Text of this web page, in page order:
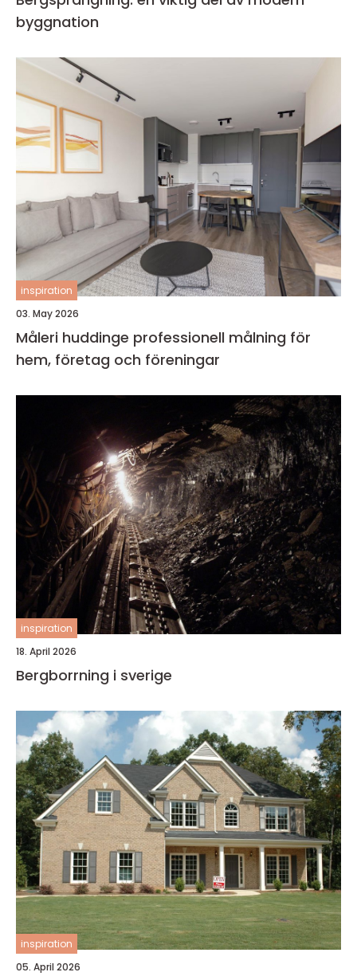
byggnation
inspiration
03. May 2026
Måleri huddinge professionell målning för
hem, företag och föreningar
inspiration
18. April 2026
Bergborrning i sverige
inspiration
05. April 2026